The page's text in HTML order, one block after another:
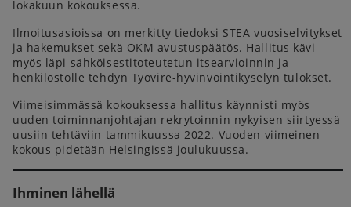
lokakuun kokouksessa.
Ilmoitusasioissa on merkitty tiedoksi STEA vuosiselvitykset
ja hakemukset sekä OKM avustuspäätös. Hallitus kävi
myös läpi sähköisestitoteutetun itsearvioinnin ja
henkilöstölle tehdyn Työvire-hyvinvointikyselyn tulokset.
Viimeisimmässä kokouksessa hallitus käynnisti myös
uuden toiminnanjohtajan rekrytoinnin nykyisen siirtyessä
uusiin tehtäviin tammikuussa 2022. Vuoden viimeinen
kokous pidetään Helsingissä joulukuussa.
Ihminen lähellä